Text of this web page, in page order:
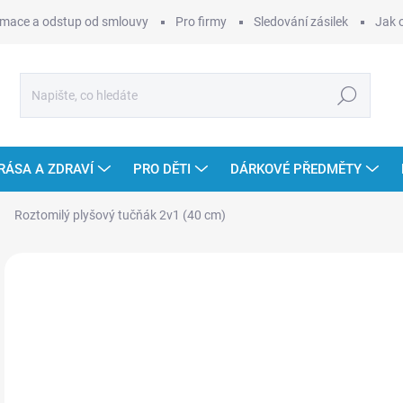
a odstup od smlouvy Pro firmy Sledování zásilek Jak
Hledat
A ZDRAVÍ PRO DĚTI DÁRKOVÉ PŘEDMĚTY
Roztomilý plyšový tučňák 2v1 (40 cm)